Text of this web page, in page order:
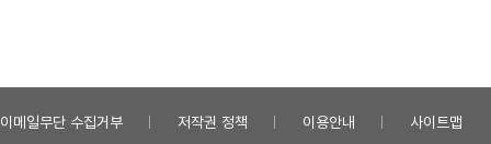
이메일무단 수집거부 저작권 정책 이용안내 사이트맵